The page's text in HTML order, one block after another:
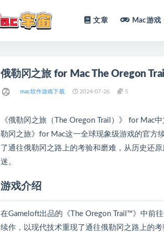
文章 Mac游戏
俄勒冈之旅 for Mac The Oregon
mac软件游戏下载 2024-07-26 5
《俄勒冈之旅（The Oregon Trail）》 for Mac
勒冈之旅》for Mac这一全球现象级游戏的官方
了通往俄勒冈之路上的考验和磨难，从历史还
迷。
游戏介绍
在Gameloft出品的《The Oregon Trail™》中前
续作，以现代技术重现了通往俄勒冈之路上的